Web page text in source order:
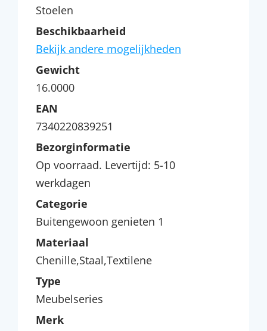
Stoelen
Beschikbaarheid
Bekijk andere mogelijkheden
Gewicht
16.0000
EAN
7340220839251
Bezorginformatie
Op voorraad. Levertijd: 5-10
werkdagen
Categorie
Buitengewoon genieten 1
Materiaal
Chenille,Staal,Textilene
Type
Meubelseries
Merk